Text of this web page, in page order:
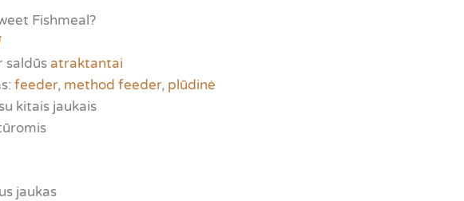
Fishmeal?
saldūsatraktantai
feeder, method feeder, plūdinė
kitais jaukais
jaukas